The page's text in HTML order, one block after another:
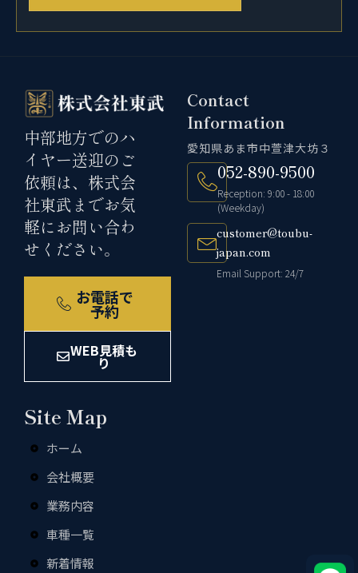
中部地方でのハ
イヤー送迎のご
依頼は、株式会
社東武までお気
軽にお問い合わ
せください。
お電話で
予約
WEB見積も
り
Contact
Information
愛知県あま市中萱津大坊３
052-890-9500
Reception: 9:00 - 18:00
(Weekday)
customer@toubu-
japan.com
Email Support: 24/7
Site Map
ホーム
会社概要
業務内容
車種一覧
新着情報